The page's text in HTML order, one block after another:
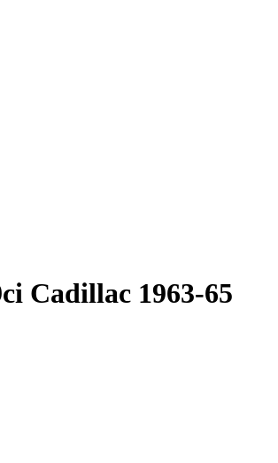
Cadillac 1963-65